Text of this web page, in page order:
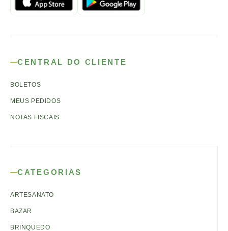
CENTRAL DO CLIENTE
BOLETOS
MEUS PEDIDOS
NOTAS FISCAIS
CATEGORIAS
ARTESANATO
BAZAR
BRINQUEDO